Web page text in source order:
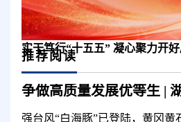
实干笃行“十五五” 凝心聚力开
推荐阅读